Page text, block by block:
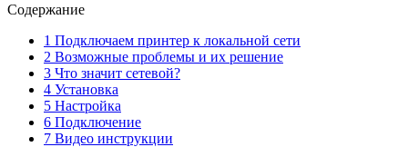
Содержание
1 Подключаем принтер к локальной сети
2 Возможные проблемы и их решение
3 Что значит сетевой?
4 Установка
5 Настройка
6 Подключение
7 Видео инструкции